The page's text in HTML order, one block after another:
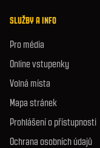
SLUŽBY A INFO
Pro média
Online vstupenky
Volná místa
Mapa stránek
Prohlášení o přístupnosti
Ochrana osobních údajů